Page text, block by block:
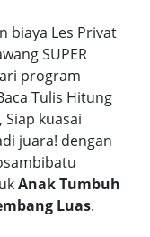
biaya Les Privat
SUPER
program
Tulis Hitung
kuasai
juara! dengan
Anak Tumbuh
Luas.